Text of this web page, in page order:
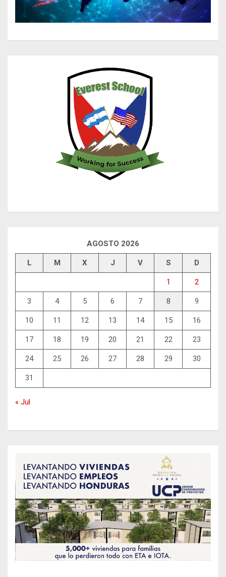
AGOSTO 2026
L M X J V S D
1 2
3 4 5 6 7 8 9
10 11 12 13 14 15 16
17 18 19 20 21 22 23
24 25 26 27 28 29 30
31
« Jul